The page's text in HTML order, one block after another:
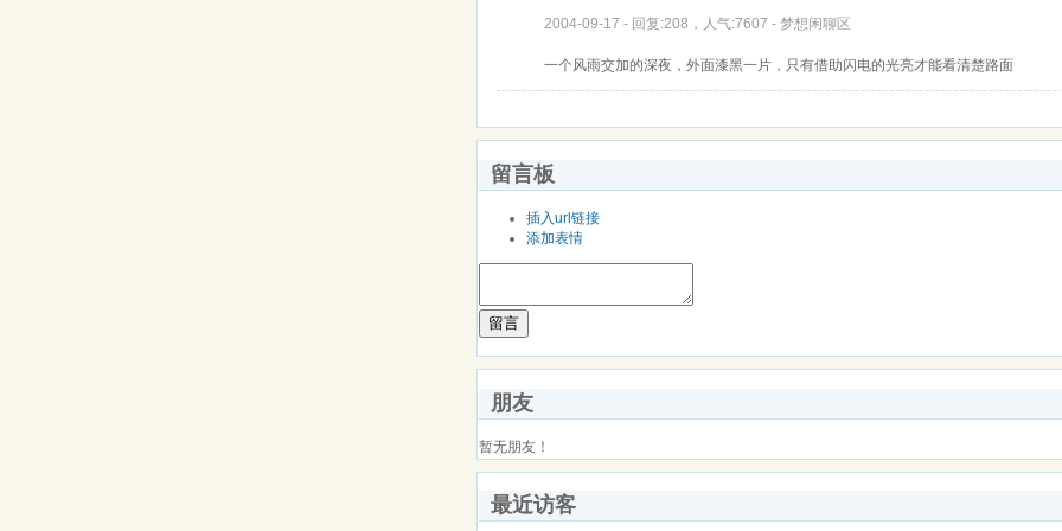
2004-09-17 - 回复:208，人气:7607 - 梦想闲聊区
一个风雨交加的深夜，外面漆黑一片，只有借助闪电的光亮才能看清楚路面
留言板
插入url链接
添加表情
留言
朋友
暂无朋友！
最近访客